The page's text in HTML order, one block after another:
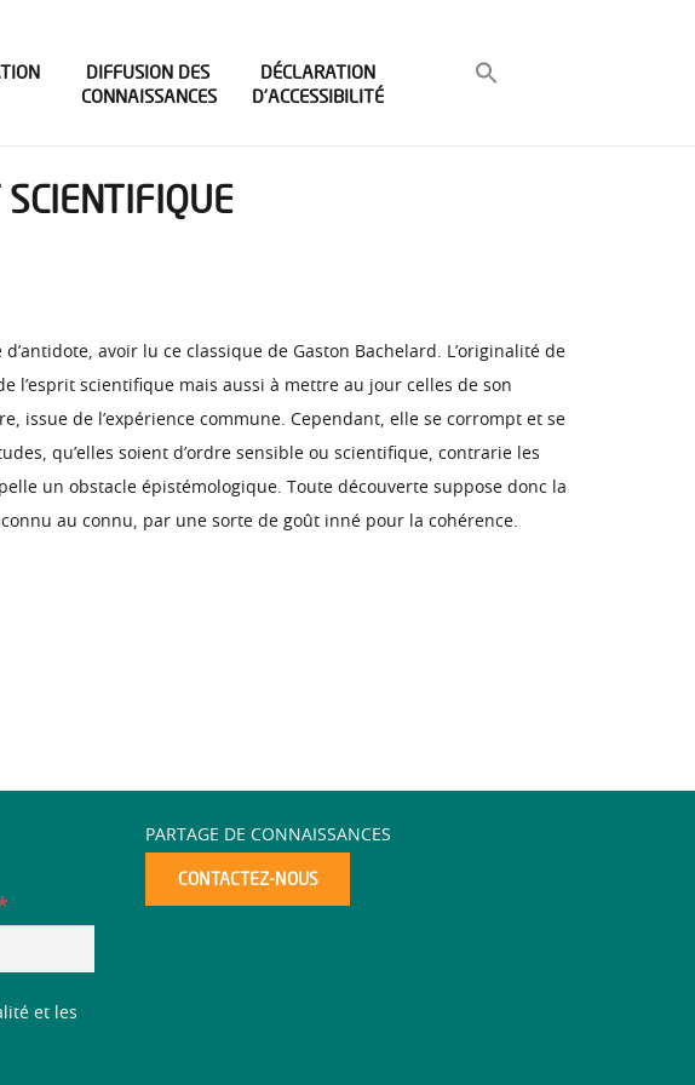
DIFFUSION DES
CONNAISSANCES
DÉCLARATION
D’ACCESSIBILITÉ
avoir lu ce classique de Gaston Bachelard. L’originalité de
l’esprit scientifique mais aussi à mettre au jour celles de son
issue de l’expérience commune. Cependant, elle se corrompt et se
qu’elles soient d’ordre sensible ou scientifique, contrarie les
un obstacle épistémologique. Toute découverte suppose donc la
au connu, par une sorte de goût inné pour la cohérence.
et les
PARTAGE DE CONNAISSANCES
CONTACTEZ-NOUS